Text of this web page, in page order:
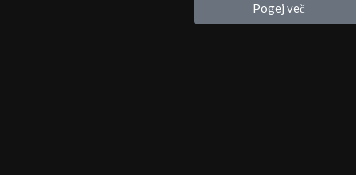
Pogej več